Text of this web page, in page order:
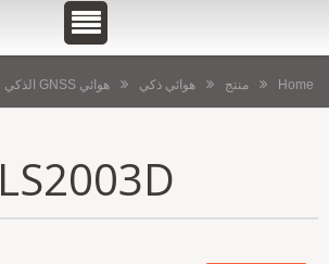
Home منتج هوائي ذكي هوائي GNSS الذكي
LS2003D